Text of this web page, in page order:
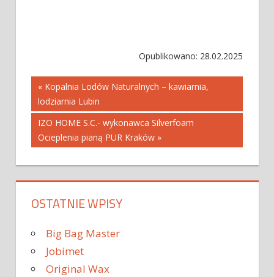
Opublikowano: 28.02.2025
Nawigacja
wpisu
« Kopalnia Lodów Naturalnych – kawiarnia,
lodziarnia Lubin
IZO HOME S.C.- wykonawca Silverfoam
Ocieplenia pianą PUR Kraków »
OSTATNIE WPISY
Big Bag Master
Jobimet
Original Wax